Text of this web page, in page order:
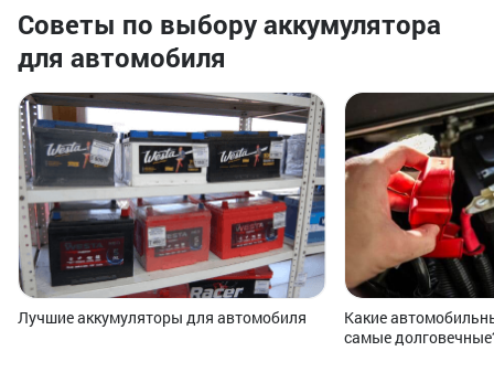
Советы по выбору аккумулятора
для автомобиля
Лучшие аккумуляторы для автомобиля
Какие
самые